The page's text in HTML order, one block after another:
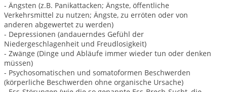
- Ängsten (z.B. Panikattacken; Ängste, öffentliche
Verkehrsmittel zu nutzen; Ängste, zu erröten oder von
anderen abgewertet zu werden)
- Depressionen (andauerndes Gefühl der
Niedergeschlagenheit und Freudlosigkeit)
- Zwänge (Dinge und Abläufe immer wieder tun oder denken
müssen)
- Psychosomatischen und somatoformen Beschwerden
(körperliche Beschwerden ohne organische Ursache)